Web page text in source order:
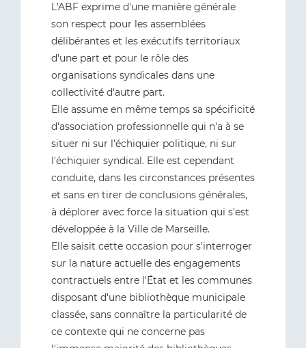
L'ABF exprime d'une manière générale
son respect pour les assemblées
délibérantes et les exécutifs territoriaux
d'une part et pour le rôle des
organisations syndicales dans une
collectivité d'autre part.
Elle assume en même temps sa spécificité
d'association professionnelle qui n'a à se
situer ni sur l'échiquier politique, ni sur
l'échiquier syndical. Elle est cependant
conduite, dans les circonstances présentes
et sans en tirer de conclusions générales,
à déplorer avec force la situation qui s'est
développée à la Ville de Marseille.
Elle saisit cette occasion pour s'interroger
sur la nature actuelle des engagements
contractuels entre l'État et les communes
disposant d'une bibliothèque municipale
classée, sans connaître la particularité de
ce contexte qui ne concerne pas